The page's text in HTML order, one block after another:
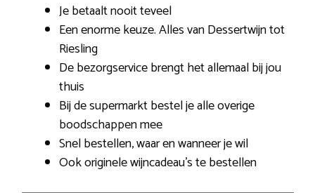
Je betaalt nooit teveel
Een enorme keuze. Alles van Dessertwijn tot
Riesling
De bezorgservice brengt het allemaal bij jou
thuis
Bij de supermarkt bestel je alle overige
boodschappen mee
Snel bestellen, waar en wanneer je wil
Ook originele wijncadeau’s te bestellen